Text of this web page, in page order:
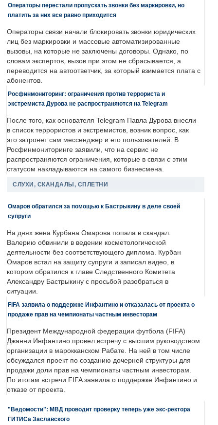
Операторы перестали пропускать звонки без маркировки, но
платить за них все равно приходится
Операторы связи начали блокировать звонки юридических
лиц без маркировки и массовые автоматизированные
вызовы, на которые не заключены договоры. Однако, по
словам экспертов, вызов при этом не сбрасывается, а
переводится на автоответчик, за который взимается плата с
абонентов.
Росфинмониторинг: ограничения против террориста и
экстремиста Дурова не распространяются на Telegram
После того, как основателя Telegram Павла Дурова внесли
в список террористов и экстремистов, возник вопрос, как
это затронет сам мессенджер и его пользователей. В
Росфинмониторинге заявили, что на сервис не
распространяются ограничения, которые в связи с этим
статусом накладываются на самого бизнесмена.
СЛУХИ, СКАНДАЛЫ, СПЛЕТНИ
Омаров обратился за помощью к Бастрыкину в деле своей
супруги
На днях жена Курбана Омарова попала в скандал.
Валерию обвинили в ведении косметологической
деятельности без соответствующего диплома. Курбан
Омаров встал на защиту супруги и записал видео, в
котором обратился к главе Следственного Комитета
Александру Бастрыкину с просьбой разобраться в
ситуации.
FIFA заявила о поддержке Инфантино и отказалась от проекта о
продаже прав на чемпионаты частным инвесторам
Президент Международной федерации футбола (FIFA)
Джанни Инфантино провел встречу с высшим руководством
организации в марокканском Рабате. На ней в том числе
обсуждался проект по созданию дочерней структуры для
продажи доли прав на чемпионаты частным инвесторам.
По итогам встречи FIFA заявила о поддержке Инфантино и
отказе от проекта.
"Ведомости": МВД проводит проверку теперь уже экс-ректора
ГИТИСа Заславского